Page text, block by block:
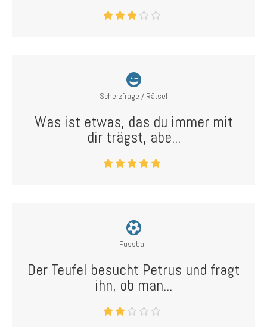
Scherzfrage / Rätsel
Was ist etwas, das du immer mit
dir trägst, abe...
Fussball
Der Teufel besucht Petrus und fragt
ihn, ob man...